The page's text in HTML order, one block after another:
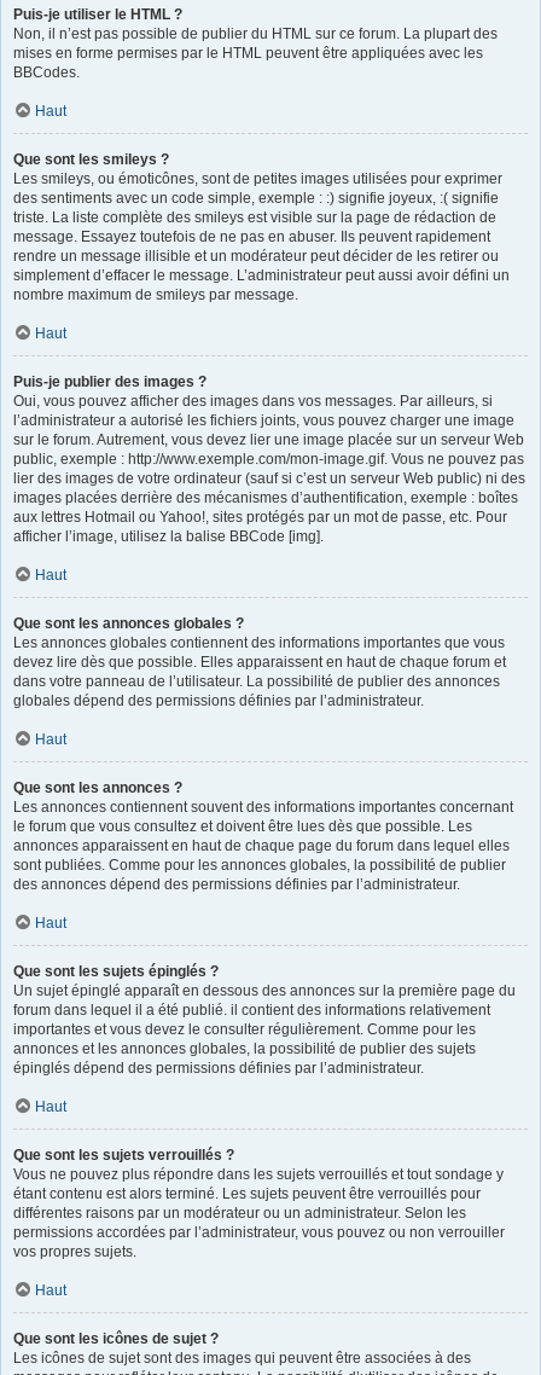
Puis-je utiliser le HTML ?
Non, il n’est pas possible de publier du HTML sur ce forum. La plupart des
mises en forme permises par le HTML peuvent être appliquées avec les
BBCodes.
Haut
Que sont les smileys ?
Les smileys, ou émoticônes, sont de petites images utilisées pour exprimer
des sentiments avec un code simple, exemple : :) signifie joyeux, :( signifie
triste. La liste complète des smileys est visible sur la page de rédaction de
message. Essayez toutefois de ne pas en abuser. Ils peuvent rapidement
rendre un message illisible et un modérateur peut décider de les retirer ou
simplement d’effacer le message. L’administrateur peut aussi avoir défini un
nombre maximum de smileys par message.
Haut
Puis-je publier des images ?
Oui, vous pouvez afficher des images dans vos messages. Par ailleurs, si
l’administrateur a autorisé les fichiers joints, vous pouvez charger une image
sur le forum. Autrement, vous devez lier une image placée sur un serveur Web
public, exemple : http://www.exemple.com/mon-image.gif. Vous ne pouvez pas
lier des images de votre ordinateur (sauf si c’est un serveur Web public) ni des
images placées derrière des mécanismes d’authentification, exemple : boîtes
aux lettres Hotmail ou Yahoo!, sites protégés par un mot de passe, etc. Pour
afficher l’image, utilisez la balise BBCode [img].
Haut
Que sont les annonces globales ?
Les annonces globales contiennent des informations importantes que vous
devez lire dès que possible. Elles apparaissent en haut de chaque forum et
dans votre panneau de l’utilisateur. La possibilité de publier des annonces
globales dépend des permissions définies par l’administrateur.
Haut
Que sont les annonces ?
Les annonces contiennent souvent des informations importantes concernant
le forum que vous consultez et doivent être lues dès que possible. Les
annonces apparaissent en haut de chaque page du forum dans lequel elles
sont publiées. Comme pour les annonces globales, la possibilité de publier
des annonces dépend des permissions définies par l’administrateur.
Haut
Que sont les sujets épinglés ?
Un sujet épinglé apparaît en dessous des annonces sur la première page du
forum dans lequel il a été publié. il contient des informations relativement
importantes et vous devez le consulter régulièrement. Comme pour les
annonces et les annonces globales, la possibilité de publier des sujets
épinglés dépend des permissions définies par l’administrateur.
Haut
Que sont les sujets verrouillés ?
Vous ne pouvez plus répondre dans les sujets verrouillés et tout sondage y
étant contenu est alors terminé. Les sujets peuvent être verrouillés pour
différentes raisons par un modérateur ou un administrateur. Selon les
permissions accordées par l’administrateur, vous pouvez ou non verrouiller
vos propres sujets.
Haut
Que sont les icônes de sujet ?
Les icônes de sujet sont des images qui peuvent être associées à des